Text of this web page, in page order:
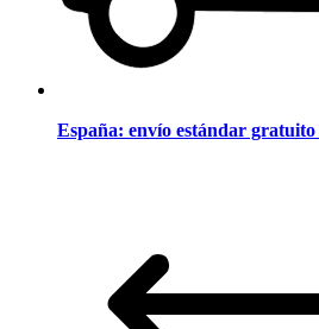
España: envío estándar gratuito